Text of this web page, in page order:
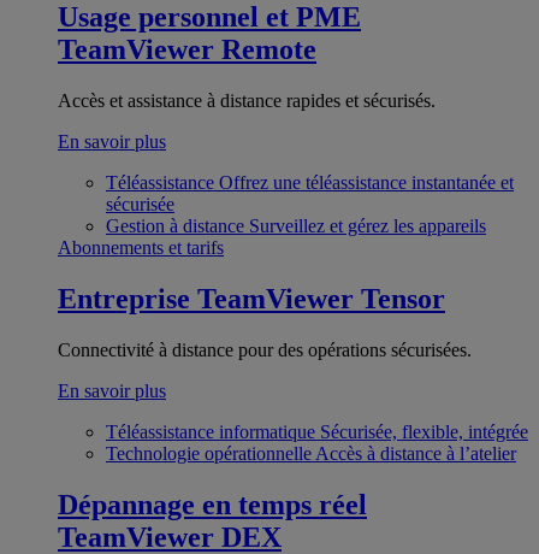
Usage personnel et PME
TeamViewer Remote
Accès et assistance à distance rapides et sécurisés.
En savoir plus
Téléassistance Offrez une téléassistance instantanée et
sécurisée
Gestion à distance Surveillez et gérez les appareils
Abonnements et tarifs
Entreprise TeamViewer Tensor
Connectivité à distance pour des opérations sécurisées.
En savoir plus
Téléassistance informatique Sécurisée, flexible, intégrée
Technologie opérationnelle Accès à distance à l’atelier
Dépannage en temps réel
TeamViewer DEX